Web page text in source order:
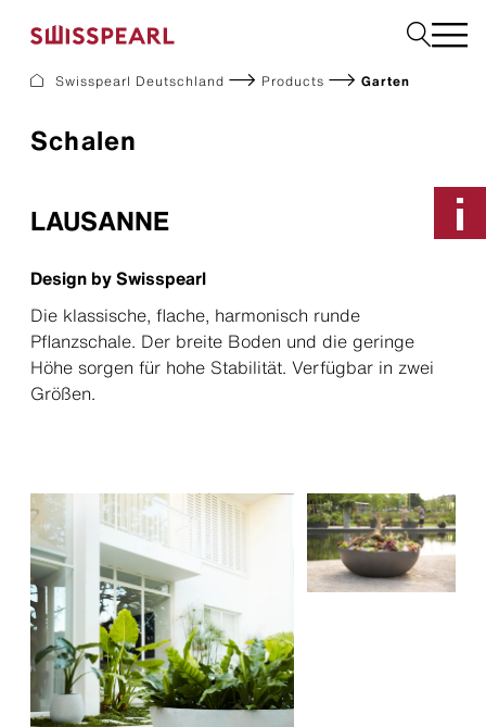
Services
Unternehmen
Dach
Bauplatten
Downloads
Swisspearl Deutschland Products Garten
Schalen
LAUSANNE
Design by Swisspearl
Die klassische, flache, harmonisch runde
Pflanzschale. Der breite Boden und die geringe
Höhe sorgen für hohe Stabilität. Verfügbar in zwei
Größen.